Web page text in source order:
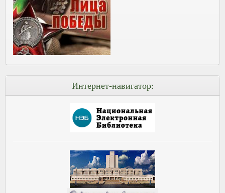
Интернет-навигатор: